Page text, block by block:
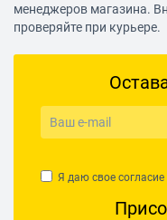
менеджеров магазина.
проверяйте при курьере.
Я даю свое